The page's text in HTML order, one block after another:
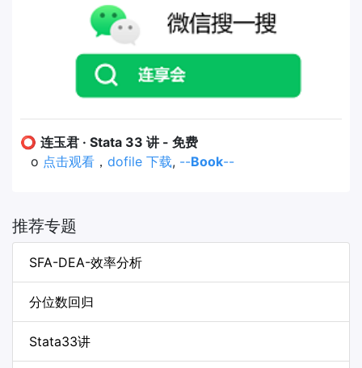
⭕ 连玉君 · Stata 33 讲 - 免费
o 点击观看 ， dofile 下载, --Book--
推荐专题
SFA-DEA-效率分析
分位数回归
Stata33讲